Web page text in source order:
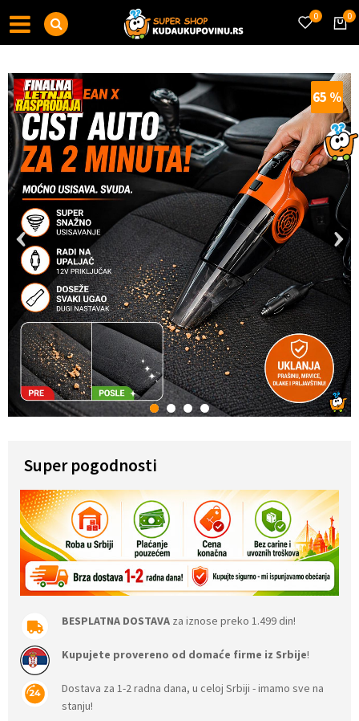
0
0
1 2 3 4
65 %
Super pogodnosti
BESPLATNA DOSTAVA za iznose preko 1.499 din!
Kupujete provereno od domaće firme iz Srbije!
Dostava za 1-2 radna dana, u celoj Srbiji - imamo sve na
stanju!